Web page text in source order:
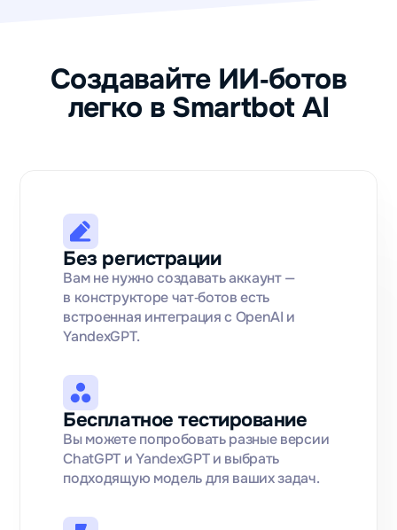
Создавайте ИИ‑ботов
легко в Smartbot AI
Без регистрации
Вам не нужно создавать аккаунт —
в конструкторе чат‑ботов есть
встроенная интеграция с OpenAI и
YandexGPT.
Бесплатное тестирование
Вы можете попробовать разные версии
ChatGPT и YandexGPT и выбрать
подходящую модель для ваших задач.